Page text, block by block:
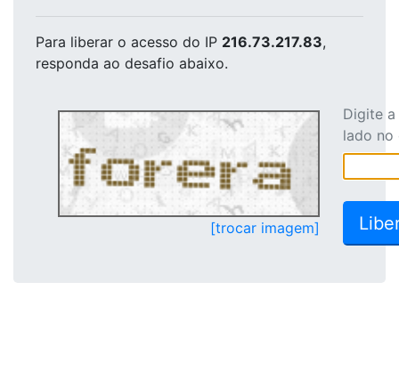
Para liberar o acesso do IP 216.73.217.83,
responda ao desafio abaixo.
[trocar imagem]
Digite
lado no